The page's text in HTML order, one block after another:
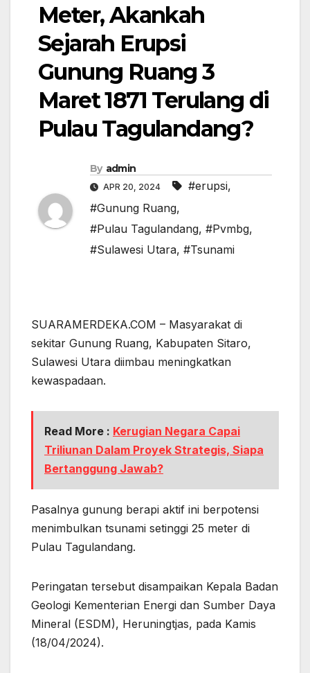
Meter, Akankah
Sejarah Erupsi
Gunung Ruang 3
Maret 1871 Terulang di
Pulau Tagulandang?
By admin
APR 20, 2024 #erupsi,
#Gunung Ruang,
#Pulau Tagulandang, #Pvmbg,
#Sulawesi Utara, #Tsunami
SUARAMERDEKA.COM – Masyarakat di
sekitar Gunung Ruang, Kabupaten Sitaro,
Sulawesi Utara diimbau meningkatkan
kewaspadaan.
Read More : Kerugian Negara Capai
Triliunan Dalam Proyek Strategis, Siapa
Bertanggung Jawab?
Pasalnya gunung berapi aktif ini berpotensi
menimbulkan tsunami setinggi 25 meter di
Pulau Tagulandang.
Peringatan tersebut disampaikan Kepala Badan
Geologi Kementerian Energi dan Sumber Daya
Mineral (ESDM), Heruningtjas, pada Kamis
(18/04/2024).